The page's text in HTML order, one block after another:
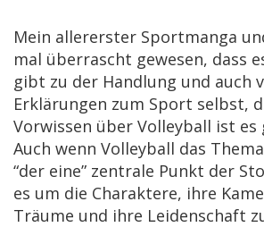
Mein allererster Sportmanga
mal überrascht gewesen, dass
gibt zu der Handlung und auch
Erklärungen zum Sport selbst,
Vorwissen über Volleyball ist es
Auch wenn Volleyball das
“der eine” zentrale Punkt der
es um die Charaktere, ihre
Träume und ihre Leidenschaft